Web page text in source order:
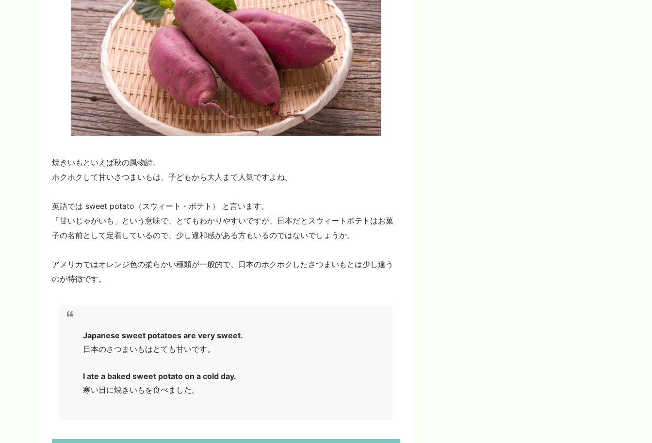
焼きいもといえば秋の風物詩。
ホクホクして甘いさつまいもは、子どもから大人まで人気ですよね。
英語では sweet potato（スウィート・ポテト） と言います。
「甘いじゃがいも」という意味で、とてもわかりやすいですが、日本だとスウィートポテトはお菓
子の名前として定着しているので、少し違和感がある方もいるのではないでしょうか。
アメリカではオレンジ色の柔らかい種類が一般的で、日本のホクホクしたさつまいもとは少し違う
のが特徴です。
Japanese sweet potatoes are very sweet.
日本のさつまいもはとても甘いです。
I ate a baked sweet potato on a cold day.
寒い日に焼きいもを食べました。